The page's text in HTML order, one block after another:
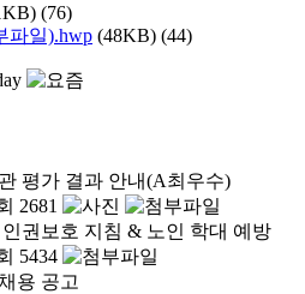
(76)
파일).hwp (48KB) (44)
평가 결과 안내(A최우수)
2681
권보호 지침 & 노인 학대 예방
5434
용 공고